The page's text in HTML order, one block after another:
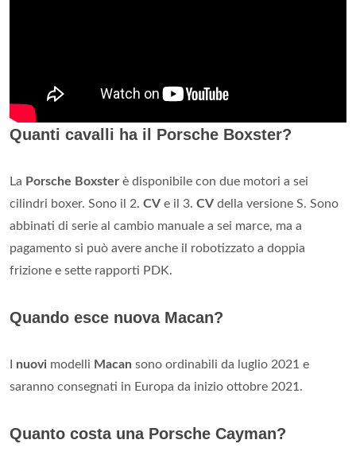
Quanti cavalli ha il Porsche Boxster?
La Porsche Boxster è disponibile con due motori a sei
cilindri boxer. Sono il 2. CV e il 3. CV della versione S. Sono
abbinati di serie al cambio manuale a sei marce, ma a
pagamento si può avere anche il robotizzato a doppia
frizione e sette rapporti PDK.
Quando esce nuova Macan?
nuovi modelli Macan sono ordinabili da luglio 2021 e
saranno consegnati in Europa da inizio ottobre 2021.
Quanto costa una Porsche Cayman?